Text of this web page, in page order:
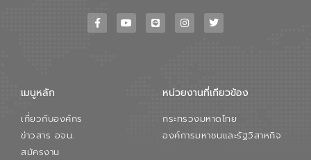
เพื่อสนับสนุนการพัฒนาเมืองอย่างยั่งยืน
ขณะที่ นายบดินทร์ อุดล กรรมการผู้อำนวย
สมดุลทางเศรษฐกิจและสิ่งแวดล้อมได้อย่าง
ภาคเอกชนในครั้งนี้ นับเป็นก้าวสำคัญของ
องค์การจัดการน้ำเสีย (อจน.) ในการร่วมวาง
เมนูหลัก
เกี่ยวกับองค์กร
ข่าวสาร อจน.
สมัครงาน
หน่วยงานที่เกียวข้อง
กระทรวงมหาดไทย
องค์การมหาชนและรัฐวิสาหกิจ